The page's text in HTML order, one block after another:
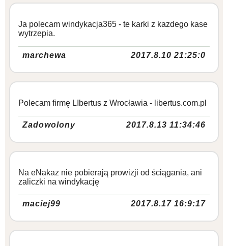
Ja polecam windykacja365 - te karki z kazdego kase
wytrzepia.
marchewa 2017.8.10 21:25:0
Polecam firmę LIbertus z Wrocławia - libertus.com.pl
Zadowolony 2017.8.13 11:34:46
Na eNakaz nie pobierają prowizji od ściągania, ani
zaliczki na windykację
maciej99 2017.8.17 16:9:17